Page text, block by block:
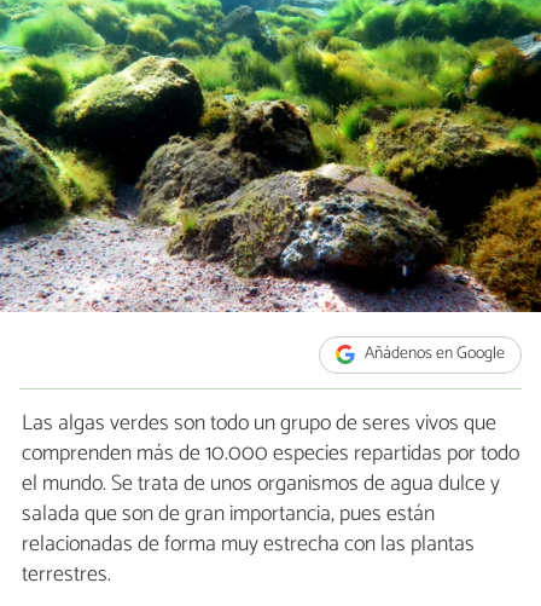
Añádenos en Google
Las algas verdes son todo un grupo de seres vivos que
comprenden más de 10.000 especies repartidas por todo
el mundo. Se trata de unos organismos de agua dulce y
salada que son de gran importancia, pues están
relacionadas de forma muy estrecha con las plantas
terrestres.